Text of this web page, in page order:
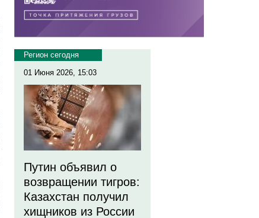
Регион сегодня
01 Июня 2026, 15:03
Путин объявил о
возвращении тигров:
Казахстан получил
хищников из России